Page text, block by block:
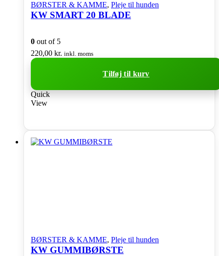
BØRSTER & KAMME, Pleje til hunden
KW SMART 20 BLADE
0 out of 5
220,00 kr. inkl. moms
Tilføj til kurv
Quick
View
BØRSTER & KAMME, Pleje til hunden
KW GUMMIBØRSTE